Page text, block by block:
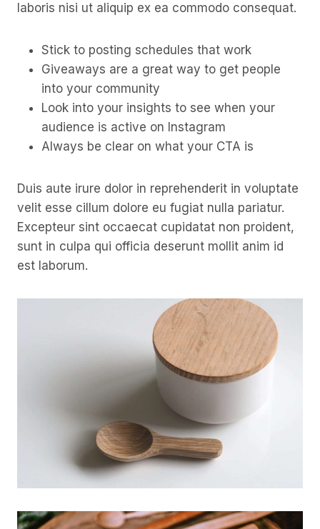
laboris nisi ut aliquip ex ea commodo consequat.
Stick to posting schedules that work
Giveaways are a great way to get people
into your community
Look into your insights to see when your
audience is active on Instagram
Always be clear on what your CTA is
Duis aute irure dolor in reprehenderit in voluptate
velit esse cillum dolore eu fugiat nulla pariatur.
Excepteur sint occaecat cupidatat non proident,
sunt in culpa qui officia deserunt mollit anim id
est laborum.